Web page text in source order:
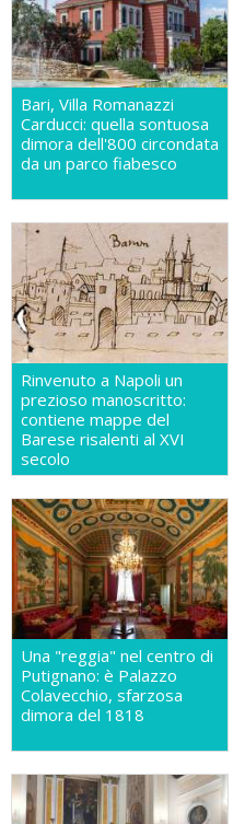
Bari, Villa Romanazzi
Carducci: quella sontuosa
dimora dell'800 circondata
da un parco fiabesco
Rinvenuto a Napoli un
prezioso manoscritto:
contiene mappe del
Barese risalenti al XVI
secolo
Una "reggia" nel centro di
Putignano: è Palazzo
Colavecchio, sfarzosa
dimora del 1818